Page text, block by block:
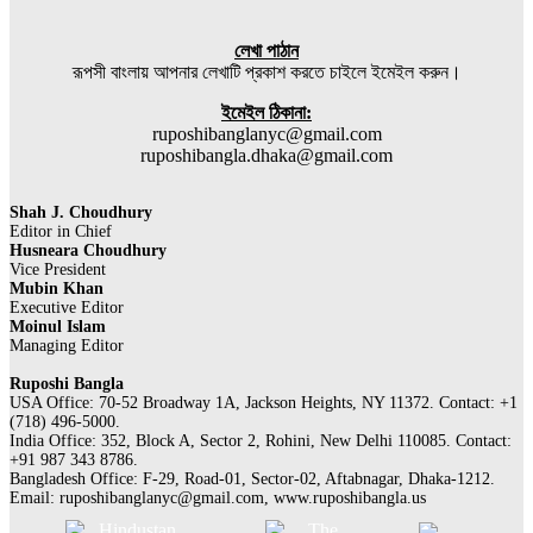
লেখা পাঠান
রূপসী বাংলায় আপনার লেখাটি প্রকাশ করতে চাইলে ইমেইল করুন।
ইমেইল ঠিকানা:
ruposhibanglanyc@gmail.com
ruposhibangla.dhaka@gmail.com
Shah J. Choudhury
Editor in Chief
Husneara Choudhury
Vice President
Mubin Khan
Executive Editor
Moinul Islam
Managing Editor
Ruposhi Bangla
USA Office: 70-52 Broadway 1A, Jackson Heights, NY 11372. Contact:‭ +1
(718) 496-5000.
India Office: 352, Block A, Sector 2, Rohini, New Delhi 110085. Contact:
+91 987 343 8786.
Bangladesh Office: F-29, Road-01, Sector-02, Aftabnagar, Dhaka-1212.
Email: ruposhibanglanyc@gmail.com, www.ruposhibangla.us